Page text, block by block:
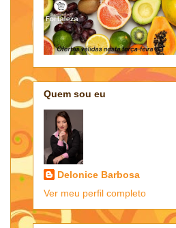
Quem sou eu
Delonice Barbosa
Ver meu perfil completo